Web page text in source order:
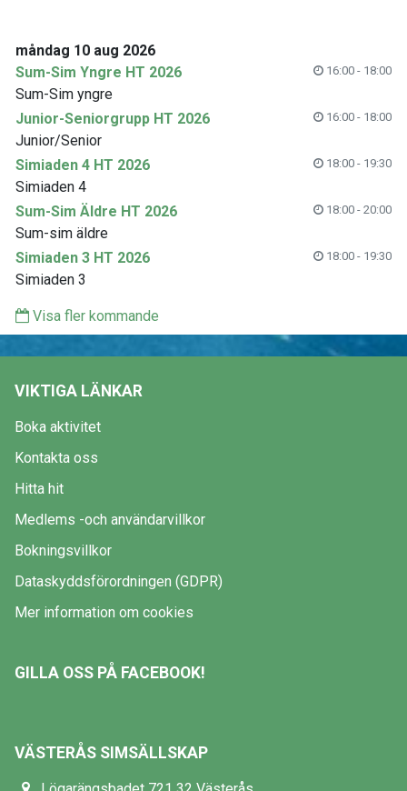
måndag 10 aug 2026
Sum-Sim Yngre HT 2026
16:00 - 18:00
Sum-Sim yngre
Junior-Seniorgrupp HT 2026
16:00 - 18:00
Junior/Senior
Simiaden 4 HT 2026
18:00 - 19:30
Simiaden 4
Sum-Sim Äldre HT 2026
18:00 - 20:00
Sum-sim äldre
Simiaden 3 HT 2026
18:00 - 19:30
Simiaden 3
Visa fler kommande
VIKTIGA LÄNKAR
Boka aktivitet
Kontakta oss
Hitta hit
Medlems -och användarvillkor
Bokningsvillkor
Dataskyddsförordningen (GDPR)
Mer information om cookies
GILLA OSS PÅ FACEBOOK!
VÄSTERÅS SIMSÄLLSKAP